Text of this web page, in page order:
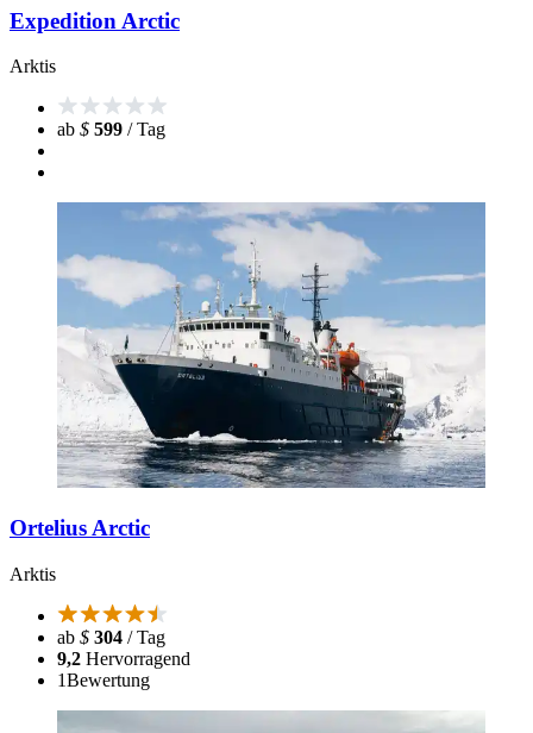
Expedition Arctic
Arktis
ab $ 599 / Tag
Ortelius Arctic
Arktis
ab $ 304 / Tag
9,2 Hervorragend
1Bewertung